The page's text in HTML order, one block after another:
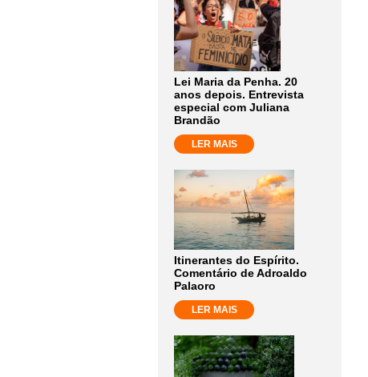
Lei Maria da Penha. 20
anos depois. Entrevista
especial com Juliana
Brandão
LER MAIS
Itinerantes do Espírito.
Comentário de Adroaldo
Palaoro
LER MAIS